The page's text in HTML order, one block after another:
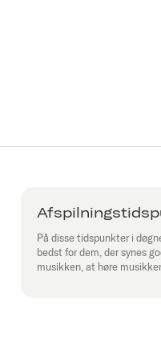
På disse tidspunkter i
bedst for dem, der synes
musikken, at høre